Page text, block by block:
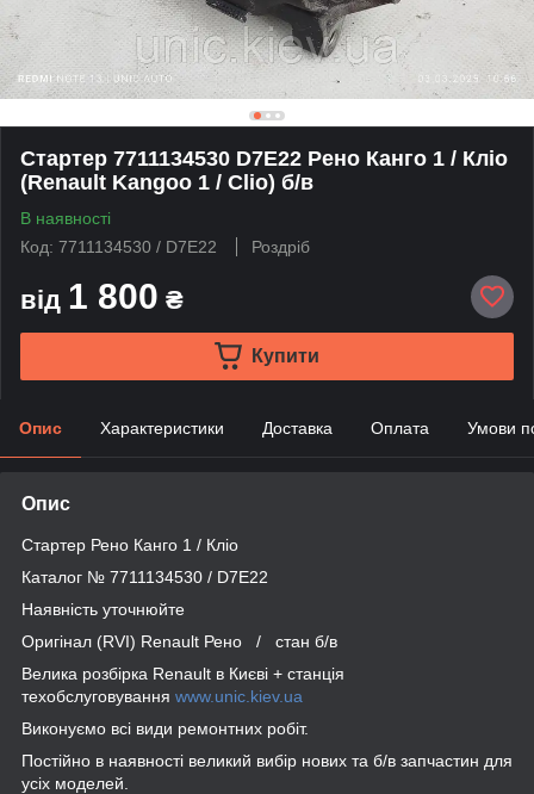
Стартер 7711134530 D7E22 Рено Канго 1 / Кліо
(Renault Kangoo 1 / Clio) б/в
В наявності
Код: 7711134530 / D7E22
Роздріб
від 1 800 ₴
Купити
Опис Характеристики Доставка Оплата Умови
Опис
Стартер Рено Канго 1 / Кліо
Каталог № 7711134530 / D7E22
Наявність уточнюйте
Оригінал (RVI) Renault Рено / стан б/в
Велика розбірка Renault в Києві + станція
техобслуговування www.unic.kiev.ua
Виконуємо всі види ремонтних робіт.
Постійно в наявності великий вибір нових та б/в запчастин для
усіх моделей.